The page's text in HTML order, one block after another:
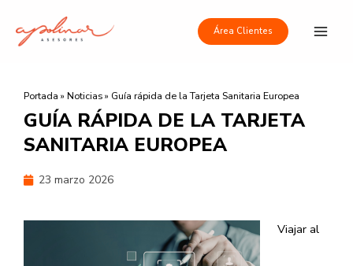
contenido
Área Clientes
Portada » Noticias» Guía rápida de la Tarjeta Sanitaria Europea
GUÍA RÁPIDA DE LA TARJETA
SANITARIA EUROPEA
23 marzo 2026
Viajar al